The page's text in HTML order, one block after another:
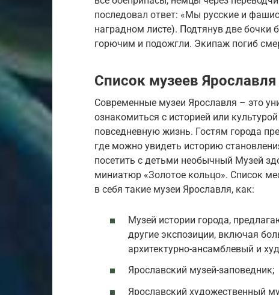
последовал ответ: «Мы русские и
наградном листе). Подтянув две бочки
горючим и подожгли. Экипаж погиб
Список музеев Ярославля
Современные музеи Ярославля – это
ознакомиться с историей или
повседневную жизнь. Гостям города
где можно увидеть историю
посетить с детьми необычный Музей
миниатюр «Золотое кольцо». Список
в себя такие музеи Ярославля, как:
Музей истории города,
другие экспозиции, включая
архитектурно-ансамблевый и
Ярославский музей-заповедник;
Ярославский художественный